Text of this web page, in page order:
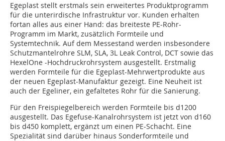
Egeplast stellt erstmals sein erweitertes Produktprogramm
für die unterirdische Infrastruktur vor. Kunden erhalten
fortan alles aus einer Hand: das breiteste PE-Rohr-
Programm im Markt, zusätzlich Formteile und
Systemtechnik. Auf dem Messestand werden insbesondere
Schutzmantelrohre SLM, SLA, 3L Leak Control, DCT sowie das
HexelOne -Hochdruckrohrsystem ausgestellt. Erstmalig
werden Formteile für die Egeplast-Mehrwertprodukte aus
der neuen Egeplast-Manufaktur gezeigt. Eine Neuheit ist
auch der Egeliner, ein gefaltetes Rohr für die Sanierung.
Für den Freispiegelbereich werden Formteile bis d1200
ausgestellt. Das Egefuse-Kanalrohrsystem ist jetzt von d160
bis d450 komplett, ergänzt um einen PE-Schacht. Eine
Spezialität sind darüber hinaus Sonderformteile und